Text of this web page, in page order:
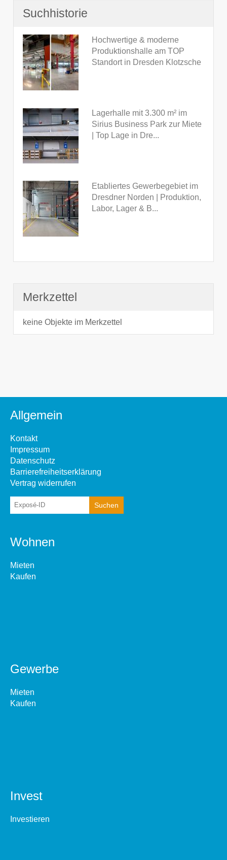
Suchhistorie
Hochwertige & moderne
Produktionshalle am TOP
Standort in Dresden Klotzsche
Lagerhalle mit 3.300 m² im
Sirius Business Park zur Miete
| Top Lage in Dre...
Etabliertes Gewerbegebiet im
Dresdner Norden | Produktion,
Labor, Lager & B...
Merkzettel
keine Objekte im Merkzettel
Allgemein
Kontakt
Impressum
Datenschutz
Barrierefreiheitserklärung
Vertrag widerrufen
Wohnen
Mieten
Kaufen
Gewerbe
Mieten
Kaufen
Invest
Investieren